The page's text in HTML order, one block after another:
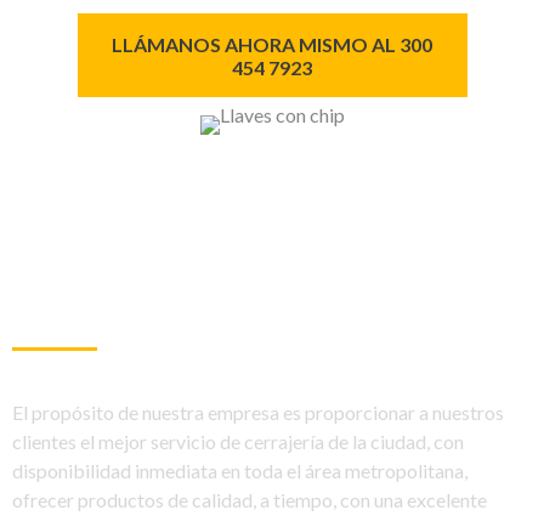
LLÁMANOS AHORA MISMO AL 300
454 7923
El propósito de nuestra empresa es proporcionar a nuestros
clientes el mejor servicio de cerrajería de la ciudad, con
disponibilidad inmediata en toda el área metropolitana,
ofrecer productos de calidad, a tiempo, con una excelente